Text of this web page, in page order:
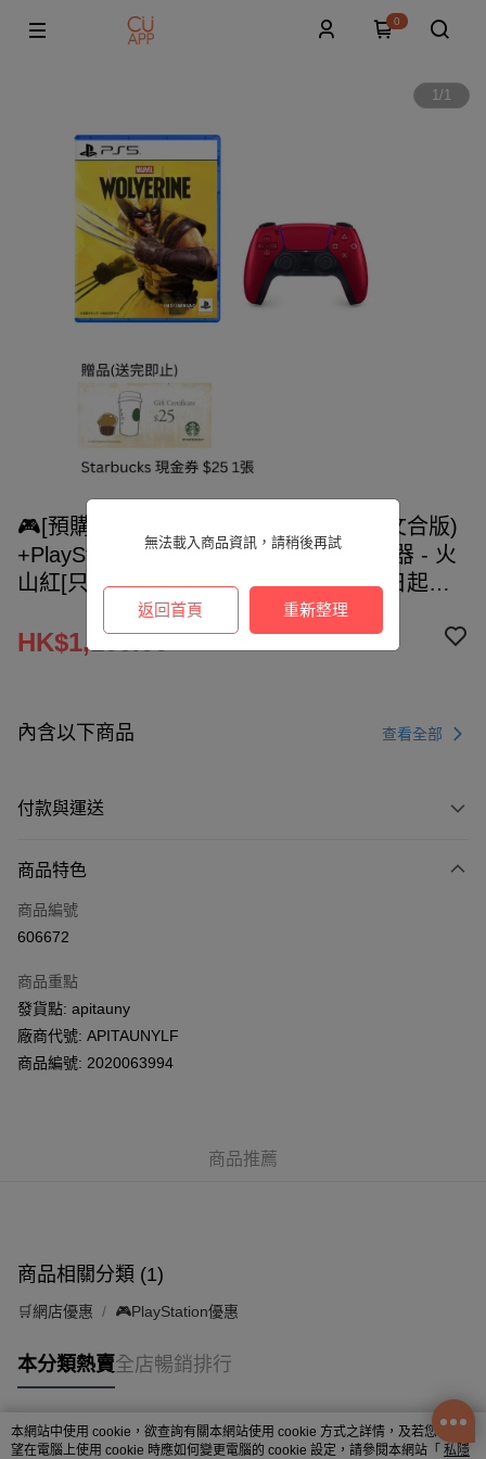
無法載入商品資訊，請稍後再試
返回首頁 重新整理
0
1/1
🎮[預購]PlayStation®5 漫威狼人 (中英文合版)
+PlayStation®5 DualSense™ 無線控制器 - 火
山紅[只限樂富UNY店自取] -預計9月15日起陸
HK$1,100.00
內含以下商品 查看全部
付款與運送
信用卡
AlipayHK
WeChat Pay
送貨方式
商品特色
商品編號
606672
商品重點
發貨點: apitauny
廠商代號: APITAUNYLF
商品編號: 2020063994
商品推薦
商品相關分類 (1)
🛒網店優惠 🎮PlayStation優惠
本分類熱賣全店暢銷排行
熱門標籤
本網站中使用 cookie，欲查詢有關本網站使用 cookie 方式之詳情，及若您不希
望在電腦上使用 cookie 時應如何變更電腦的 cookie 設定，請參閱本網站「 私隱